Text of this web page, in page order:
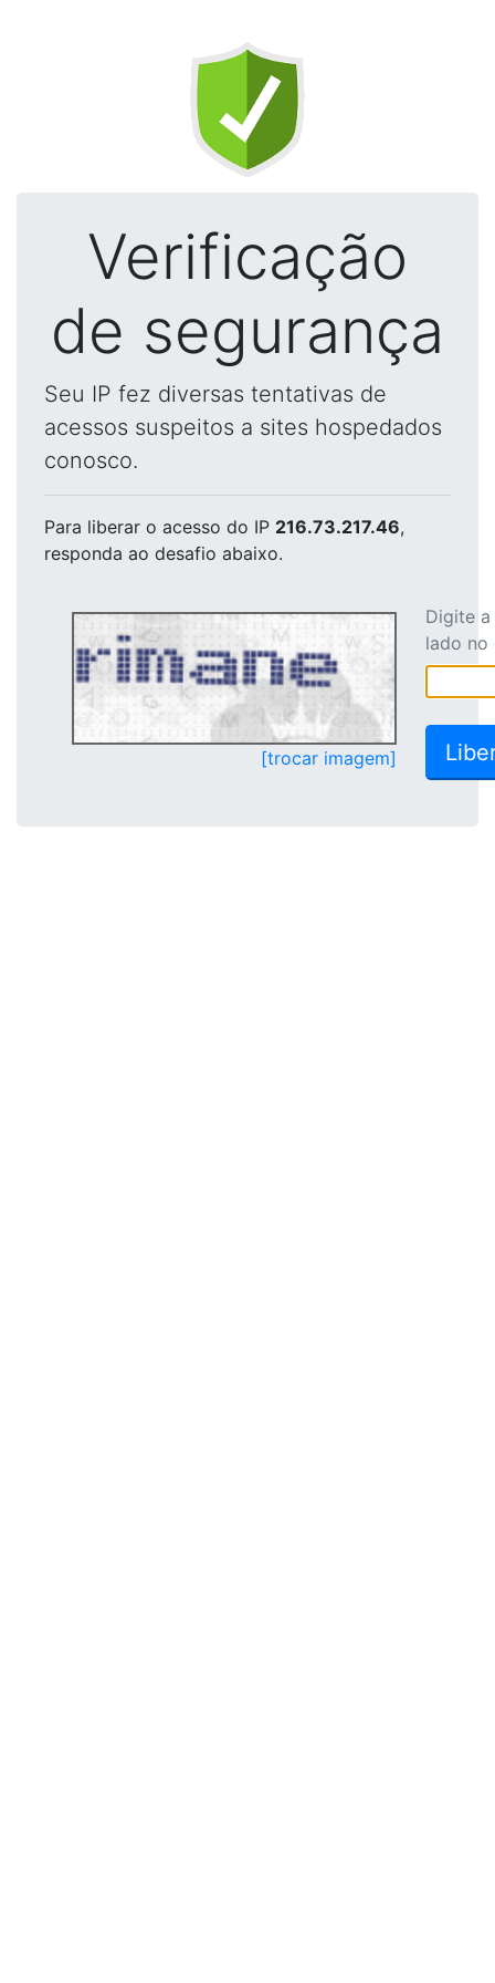
Verificação
de segurança
Seu IP fez diversas tentativas de
acessos suspeitos a sites hospedados
conosco.
Para liberar o acesso do IP 216.73.217.46,
responda ao desafio abaixo.
[trocar imagem]
Digite
lado no